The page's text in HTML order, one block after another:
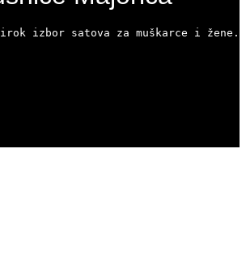
izbor satova za muškarce i